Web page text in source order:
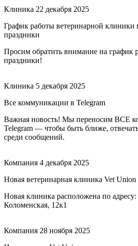
Клиника 22 декабря 2025
График работы ветеринарной клиники
праздники
Просим обратить внимание на график
праздники!
Клиника 5 декабря 2025
Все коммуникации в Telegram
Важная новость! Мы переносим ВСЕ
Telegram — чтобы быть ближе,
среди сообщений.
Компания 4 декабря 2025
Новая ветеринарная клиника Vet
Новая клиника расположена по
Коломенская, 12к1
Компания 28 ноября 2025